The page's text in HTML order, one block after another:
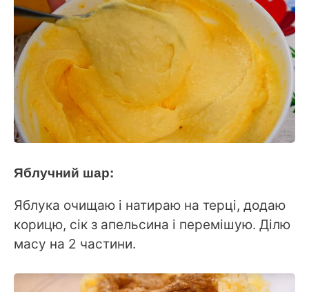
Яблучний шар:
Яблука очищаю і натираю на терці, додаю
корицю, сік з апельсина і перемішую. Ділю
масу на 2 частини.